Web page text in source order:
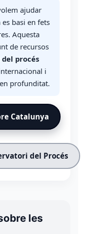
ajudar
basi en fets
Aquesta
de recursos
procés
i
profunditat.
Catalunya
del Procés
les